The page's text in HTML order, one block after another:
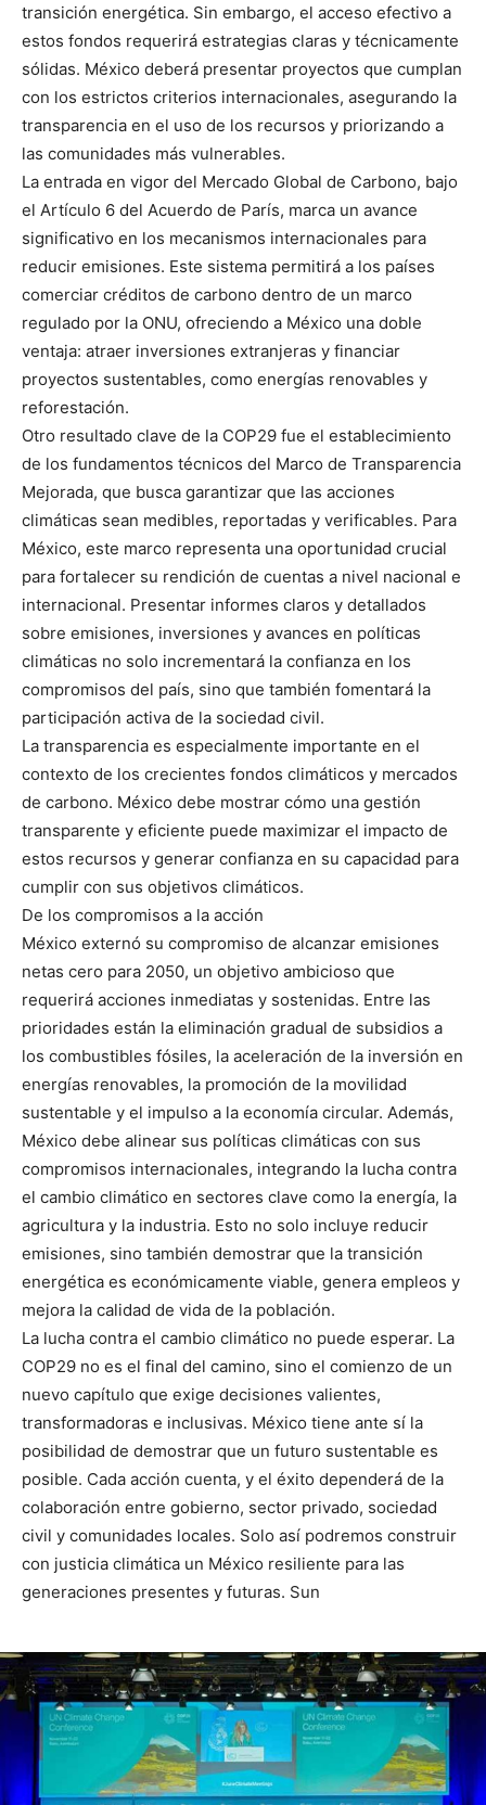
transición energética. Sin embargo, el acceso efectivo a
estos fondos requerirá estrategias claras y técnicamente
sólidas. México deberá presentar proyectos que cumplan
con los estrictos criterios internacionales, asegurando la
transparencia en el uso de los recursos y priorizando a
las comunidades más vulnerables.
La entrada en vigor del Mercado Global de Carbono, bajo
el Artículo 6 del Acuerdo de París, marca un avance
significativo en los mecanismos internacionales para
reducir emisiones. Este sistema permitirá a los países
comerciar créditos de carbono dentro de un marco
regulado por la ONU, ofreciendo a México una doble
ventaja: atraer inversiones extranjeras y financiar
proyectos sustentables, como energías renovables y
reforestación.
Otro resultado clave de la COP29 fue el establecimiento
de los fundamentos técnicos del Marco de Transparencia
Mejorada, que busca garantizar que las acciones
climáticas sean medibles, reportadas y verificables. Para
México, este marco representa una oportunidad crucial
para fortalecer su rendición de cuentas a nivel nacional e
internacional. Presentar informes claros y detallados
sobre emisiones, inversiones y avances en políticas
climáticas no solo incrementará la confianza en los
compromisos del país, sino que también fomentará la
participación activa de la sociedad civil.
La transparencia es especialmente importante en el
contexto de los crecientes fondos climáticos y mercados
de carbono. México debe mostrar cómo una gestión
transparente y eficiente puede maximizar el impacto de
estos recursos y generar confianza en su capacidad para
cumplir con sus objetivos climáticos.
De los compromisos a la acción
México externó su compromiso de alcanzar emisiones
netas cero para 2050, un objetivo ambicioso que
requerirá acciones inmediatas y sostenidas. Entre las
prioridades están la eliminación gradual de subsidios a
los combustibles fósiles, la aceleración de la inversión en
energías renovables, la promoción de la movilidad
sustentable y el impulso a la economía circular. Además,
México debe alinear sus políticas climáticas con sus
compromisos internacionales, integrando la lucha contra
el cambio climático en sectores clave como la energía, la
agricultura y la industria. Esto no solo incluye reducir
emisiones, sino también demostrar que la transición
energética es económicamente viable, genera empleos y
mejora la calidad de vida de la población.
La lucha contra el cambio climático no puede esperar. La
COP29 no es el final del camino, sino el comienzo de un
nuevo capítulo que exige decisiones valientes,
transformadoras e inclusivas. México tiene ante sí la
posibilidad de demostrar que un futuro sustentable es
posible. Cada acción cuenta, y el éxito dependerá de la
colaboración entre gobierno, sector privado, sociedad
civil y comunidades locales. Solo así podremos construir
con justicia climática un México resiliente para las
generaciones presentes y futuras. Sun